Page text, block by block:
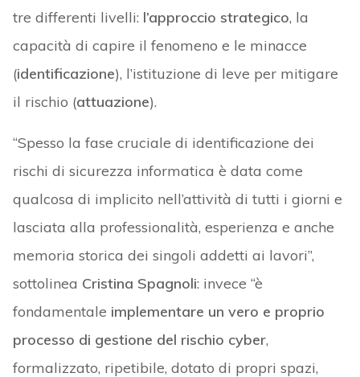
tre differenti livelli: l’approccio strategico, la
capacità di capire il fenomeno e le minacce
(identificazione), l’istituzione di leve per mitigare
il rischio (attuazione).
“Spesso la fase cruciale di identificazione dei
rischi di sicurezza informatica è data come
qualcosa di implicito nell’attività di tutti i giorni e
lasciata alla professionalità, esperienza e anche
memoria storica dei singoli addetti ai lavori”,
sottolinea Cristina Spagnoli: invece “è
fondamentale implementare un vero e proprio
processo di gestione del rischio cyber,
formalizzato, ripetibile, dotato di propri spazi,